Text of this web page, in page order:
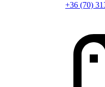
+36 (70)